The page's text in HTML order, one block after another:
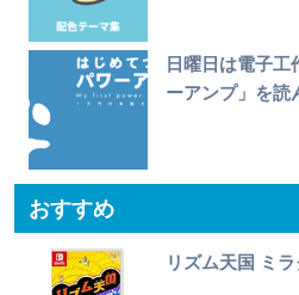
日曜日は電子
ーアンプ」を読
おすすめ
リズム天国 ミ